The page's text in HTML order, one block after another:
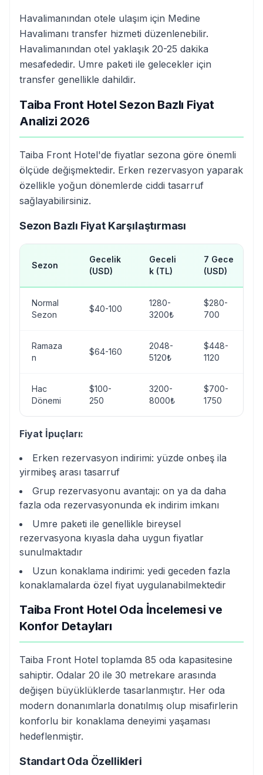
Havalimanından otele ulaşım için Medine
Havalimanı transfer hizmeti düzenlenebilir.
Havalimanından otel yaklaşık 20-25 dakika
mesafededir. Umre paketi ile gelecekler için
transfer genellikle dahildir.
Taiba Front Hotel Sezon Bazlı Fiyat
Analizi 2026
Taiba Front Hotel'de fiyatlar sezona göre önemli
ölçüde değişmektedir. Erken rezervasyon yaparak
özellikle yoğun dönemlerde ciddi tasarruf
sağlayabilirsiniz.
Sezon Bazlı Fiyat Karşılaştırması
Sezon
Gecelik
(USD)
Geceli
k (TL)
7 Gece
(USD)
Normal
Sezon
$40-100
1280-
3200₺
$280-
700
Ramaza
n
$64-160
2048-
5120₺
$448-
1120
Hac
Dönemi
$100-
250
3200-
8000₺
$700-
1750
Fiyat İpuçları:
Erken rezervasyon indirimi: yüzde onbeş ila
yirmibeş arası tasarruf
Grup rezervasyonu avantajı: on ya da daha
fazla oda rezervasyonunda ek indirim imkanı
Umre paketi ile genellikle bireysel
rezervasyona kıyasla daha uygun fiyatlar
sunulmaktadır
Uzun konaklama indirimi: yedi geceden fazla
konaklamalarda özel fiyat uygulanabilmektedir
Taiba Front Hotel Oda İncelemesi ve
Konfor Detayları
Taiba Front Hotel toplamda 85 oda kapasitesine
sahiptir. Odalar 20 ile 30 metrekare arasında
değişen büyüklüklerde tasarlanmıştır. Her oda
modern donanımlarla donatılmış olup misafirlerin
konforlu bir konaklama deneyimi yaşaması
hedeflenmiştir.
Standart Oda Özellikleri